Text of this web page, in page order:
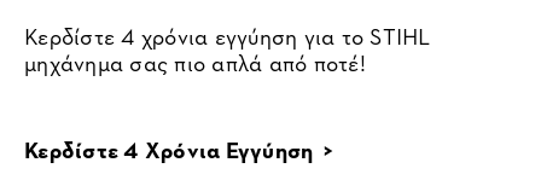
Κερδίστε 4 χρόνια εγγύηση για το STIHL
μηχάνημα σας πιο απλά από ποτέ!
Κερδίστε 4 Χρόνια Εγγύηση >